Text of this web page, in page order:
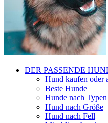
DER PASSENDE
Hund kaufen oder
Beste Hunde
Hunde nach Typen
Hund nach Größe
Hund nach Fell